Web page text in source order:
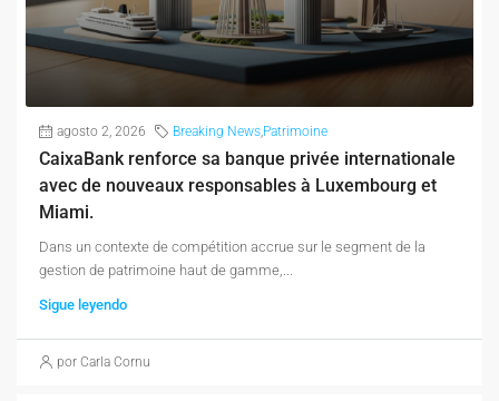
agosto 2, 2026 Breaking News Patrimoine
CaixaBank renforce sa banque privée internationale
avec de nouveaux responsables à Luxembourg et
Miami.
Dans un contexte de compétition accrue sur le segment de la
gestion de patrimoine haut de gamme,...
Sigue leyendo
por Carla Cornu